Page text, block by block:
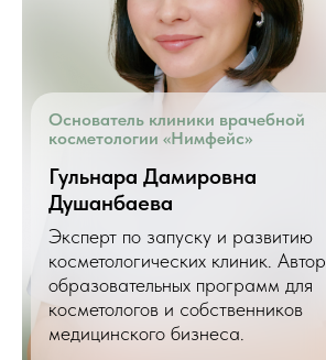
Основатель клиники врачебной
косметологии «Нимфейс»
Гульнара Дамировна
Душанбаева
Эксперт по запуску и развитию
косметологических клиник. Автор
образовательных программ для
косметологов и собственников
медицинского бизнеса.